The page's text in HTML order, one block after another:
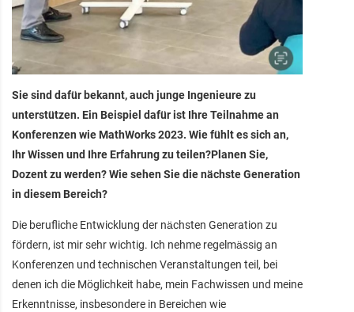
Sie sind dafür bekannt, auch junge Ingenieure zu
unterstützen. Ein Beispiel dafür ist Ihre Teilnahme an
Konferenzen wie MathWorks 2023. Wie fühlt es sich an,
Ihr Wissen und Ihre Erfahrung zu teilen?Planen Sie,
Dozent zu werden? Wie sehen Sie die nächste Generation
in diesem Bereich?
Die berufliche Entwicklung der nächsten Generation zu
fördern, ist mir sehr wichtig. Ich nehme regelmässig an
Konferenzen und technischen Veranstaltungen teil, bei
denen ich die Möglichkeit habe, mein Fachwissen und meine
Erkenntnisse, insbesondere in Bereichen wie